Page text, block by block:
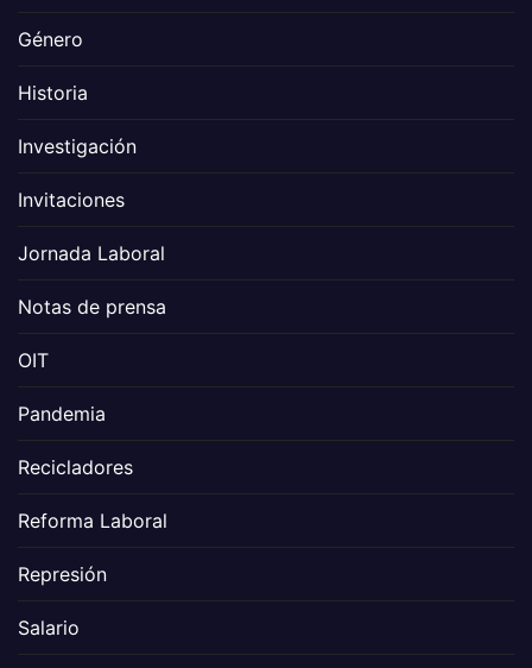
Género
Historia
Investigación
Invitaciones
Jornada Laboral
Notas de prensa
OIT
Pandemia
Recicladores
Reforma Laboral
Represión
Salario